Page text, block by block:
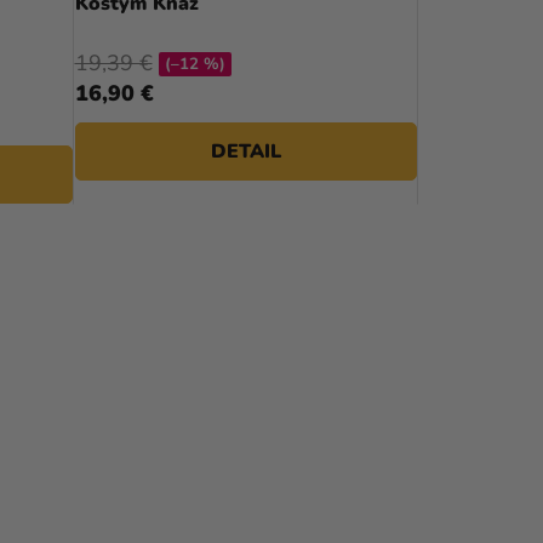
16,90 €
19,39 € (–12 %)
DETAIL